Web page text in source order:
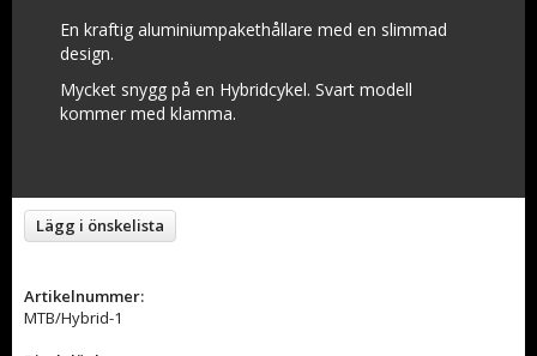
En kraftig aluminiumpakethållare med en slimmad
design.
Mycket snygg på en Hybridcykel. Svart modell
kommer med klamma.
Lägg i önskelista
Artikelnummer:
MTB/Hybrid-1